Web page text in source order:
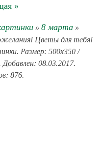
»
» 8 марта »
Цветы для тебя!
Размер: 500x350 /
08.03.2017.
876.